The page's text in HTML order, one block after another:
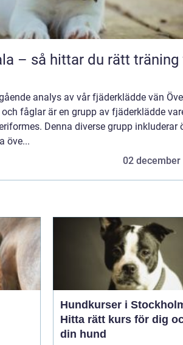
– så hittar du rätt träning
analys av vår fjäderklädde vän
fåglar är en grupp av fjäderklädde
Denna diverse grupp inkluderar
öve...
02 december
Hundkurser i
Hitta rätt kurs för dig
din hund